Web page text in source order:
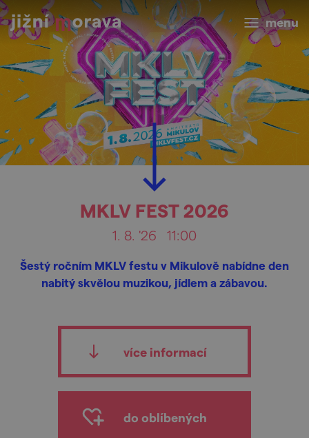
menu
MKLV FEST 2026
1. 8. '26 11:00
Šestý ročním MKLV festu v Mikulově nabídne den
nabitý skvělou muzikou, jídlem a zábavou.
více informací
do oblíbených